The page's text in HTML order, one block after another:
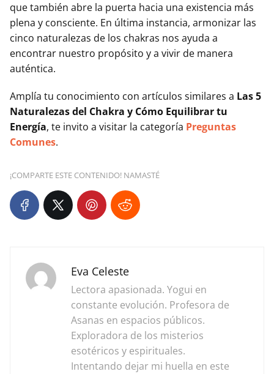
que también abre la puerta hacia una existencia más
plena y consciente. En última instancia, armonizar las
cinco naturalezas de los chakras nos ayuda a
encontrar nuestro propósito y a vivir de manera
auténtica.
Amplía tu conocimiento con artículos similares a Las 5
Naturalezas del Chakra y Cómo Equilibrar tu
Energía, te invito a visitar la categoría Preguntas
Comunes.
¡COMPARTE ESTE CONTENIDO! NAMASTÉ
Eva Celeste
Lectora apasionada. Yogui en
constante evolución. Profesora de
Asanas en espacios públicos.
Exploradora de los misterios
esotéricos y espirituales.
Intentando dejar mi huella en este